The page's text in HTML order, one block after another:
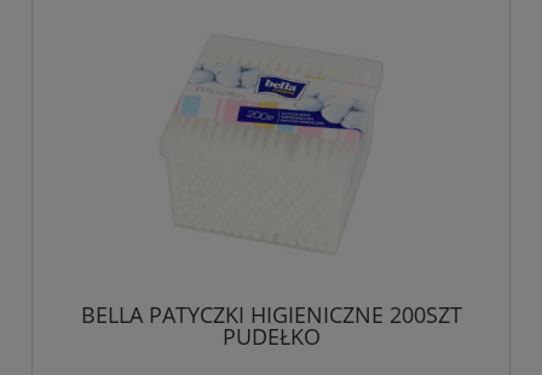
BELLA PATYCZKI HIGIENICZNE 200SZT
PUDEŁKO